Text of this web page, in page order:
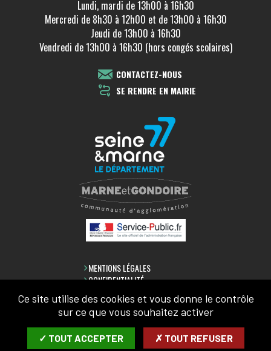
Lundi, mardi de 13h00 à 16h30
Mercredi de 8h30 à 12h00 et de 13h00 à 16h30
Jeudi de 13h00 à 16h30
Vendredi de 13h00 à 16h30 (hors congés scolaires)
CONTACTEZ-NOUS
SE RENDRE EN MAIRIE
MENTIONS LÉGALES
CONFIDENTIALITÉ
PLAN DU SITE
LETTRE D'INFORMATION
Ce site utilise des cookies et vous donne le contrôle
sur ce que vous souhaitez activer
✓ TOUT ACCEPTER ✗ TOUT REFUSER